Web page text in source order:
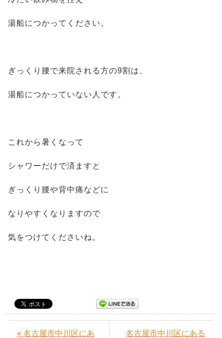
湯船につかってください。
ぎっくり腰で来院される方の9割は、
湯船につかっていない人です。
これから暑くなって
シャワーだけで済ますと
ぎっくり腰や背中痛などに
なりやすくなりますので
気をつけてくださいね。
« 名古屋市中川区にあ
名古屋市中川区にある